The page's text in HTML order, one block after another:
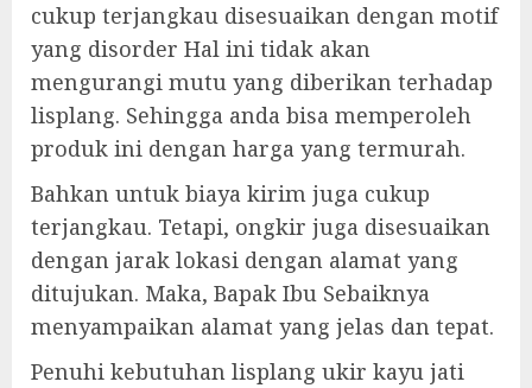
cukup terjangkau disesuaikan dengan motif
yang disorder Hal ini tidak akan
mengurangi mutu yang diberikan terhadap
lisplang. Sehingga anda bisa memperoleh
produk ini dengan harga yang termurah.
Bahkan untuk biaya kirim juga cukup
terjangkau. Tetapi, ongkir juga disesuaikan
dengan jarak lokasi dengan alamat yang
ditujukan. Maka, Bapak Ibu Sebaiknya
menyampaikan alamat yang jelas dan tepat.
Penuhi kebutuhan lisplang ukir kayu jati